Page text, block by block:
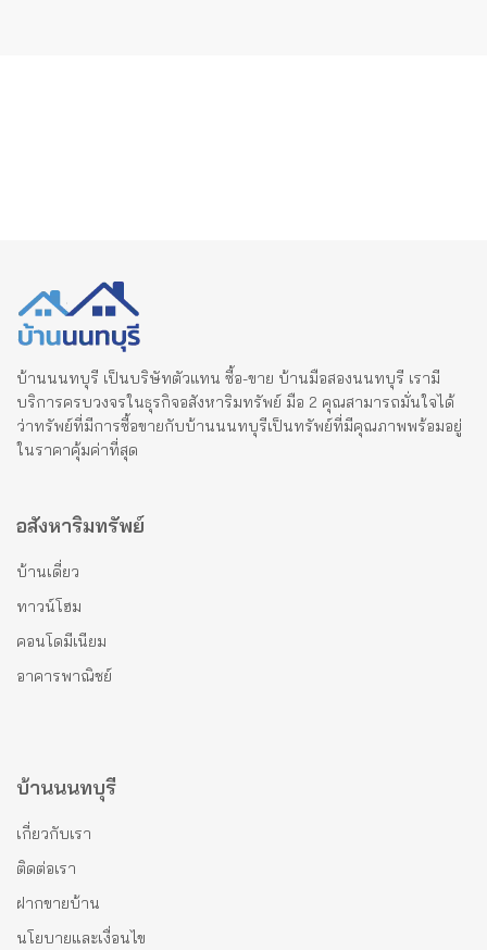
บ้านนนทบุรี เป็นบริษัทตัวแทน ซื้อ-ขาย บ้านมือสองนนทบุรี เรามี
บริการครบวงจรในธุรกิจอสังหาริมทรัพย์ มือ 2 คุณสามารถมั่นใจได้
ว่าทรัพย์ที่มีการซื้อขายกับบ้านนนทบุรีเป็นทรัพย์ที่มีคุณภาพพร้อมอยู่
ในราคาคุ้มค่าที่สุด
อสังหาริมทรัพย์
บ้านเดี่ยว
ทาวน์โฮม
คอนโดมีเนียม
อาคารพาณิชย์
บ้านนนทบุรี
เกี่ยวกับเรา
ติดต่อเรา
ฝากขายบ้าน
นโยบายและเงื่อนไข